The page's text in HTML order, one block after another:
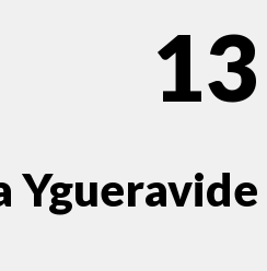
13
Ygueravide